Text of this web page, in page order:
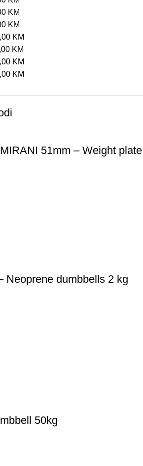
KM
KM
KM
KM
KM
KM
51mm – Weight plate
Neoprene dumbbells 2 kg
50kg